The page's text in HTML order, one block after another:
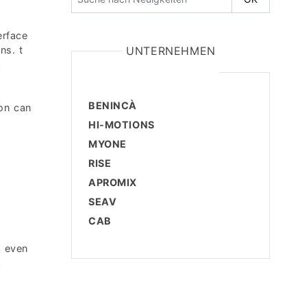
t
can
even
UNTERNEHMEN
BENINCÀ
HI-MOTIONS
MYONE
RISE
APROMIX
SEAV
CAB